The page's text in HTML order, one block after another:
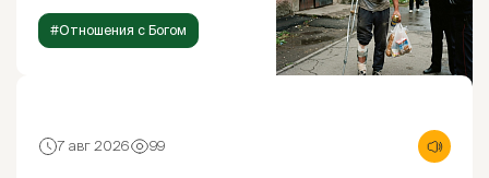
#Отношения с Богом
7 авг 2026 99